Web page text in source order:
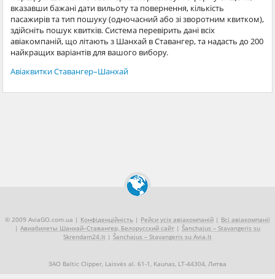
вказавши бажані дати вильоту та повернення, кількість
пасажирів та тип пошуку (одночасний або зі зворотним квитком),
здійсніть пошук квитків. Система перевірить дані всіх
авіакомпаній, що літають з Шанхай в Ставангер, та надасть до 200
найкращих варіантів для вашого вибору.
Авіаквитки Ставангер–Шанхай
© 2009 AviaGO.com.ua | Конфіденційність | Рейси усіх авіакомпаній | Всі авіакомпанії
| Авиабилеты Шанхай–Ставангер, Белорусский сайт | Šanchajus – Stavangeris su
Skrendam24.lt | Šanchajus – Stavangeris su Avia.lt
ЗАО Baltic Clipper, Laisvės al. 61-1, Kaunas, LT-44304, Литва